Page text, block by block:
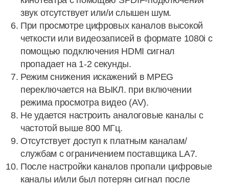
звук отсутствует или/и слышен шум.
При просмотре цифровых каналов высокой
четкости или видеозаписей в формате 1080i с
помощью подключения HDMI сигнал
пропадает на 1-2 секунды.
Режим снижения искажений в MPEG
переключается на ВЫКЛ. при включении
режима просмотра видео (AV).
Не удается настроить аналоговые каналы с
частотой выше 800 МГц.
Отсутствует доступ к платным каналам/
службам с ограничением поставщика LA7.
После настройки каналов пропали цифровые
каналы и/или был потерян сигнал после